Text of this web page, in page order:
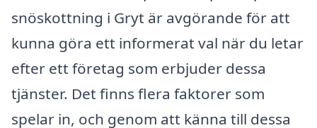
snöskottning i Gryt är avgörande för att
kunna göra ett informerat val när du letar
efter ett företag som erbjuder dessa
tjänster. Det finns flera faktorer som
spelar in, och genom att känna till dessa